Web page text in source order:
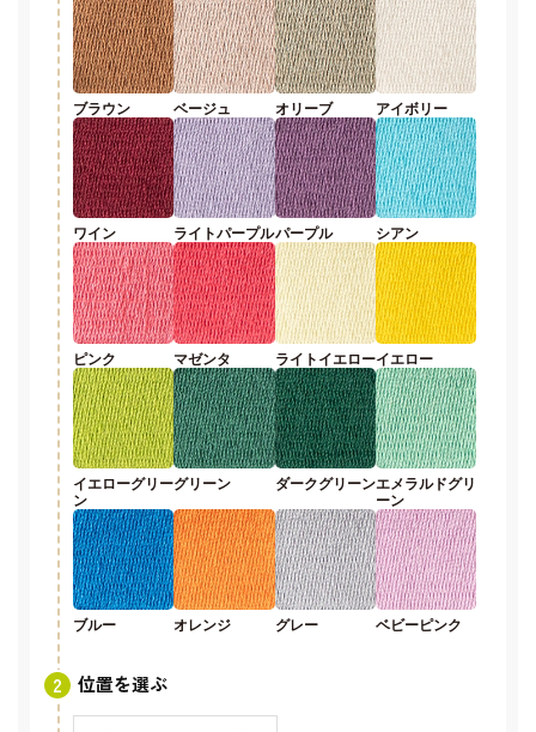
ブラウン ベージュ オリーブ アイボリー
ワイン ライトパープルパープル シアン
ピンク マゼンタ ライトイエローイエロー
イエローグリー
ン
グリーン ダークグリーンエメラルドグリ
ーン
ブルー オレンジ グレー ベビーピンク
位置を選ぶ